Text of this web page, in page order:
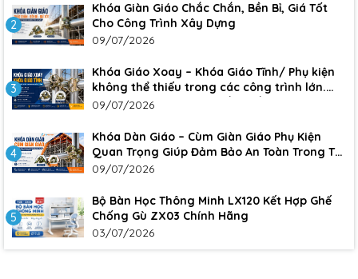
2
Khóa Giàn Giáo Chắc Chắn, Bền Bỉ, Giá Tốt
Cho Công Trình Xây Dựng
09/07/2026
3
Khóa Giáo Xoay – Khóa Giáo Tĩnh/ Phụ kiện
không thể thiếu trong các công trình lớn.
Đảm bảo sự an toàn, chắc chắn cho công
09/07/2026
4
Khóa Dàn Giáo – Cùm Giàn Giáo Phụ Kiện
Quan Trọng Giúp Đảm Bảo An Toàn Trong Thi
Công Xây Dựng
09/07/2026
5
Bộ Bàn Học Thông Minh LX120 Kết Hợp Ghế
Chống Gù ZX03 Chính Hãng
03/07/2026